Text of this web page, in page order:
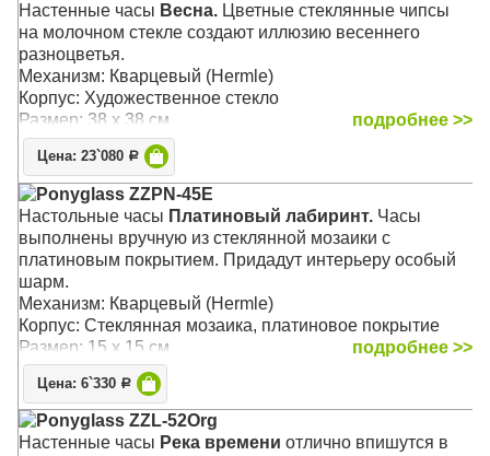
Настенные часы Весна. Цветные стеклянные чипсы
на молочном стекле создают иллюзию весеннего
разноцветья.
Механизм: Кварцевый (Hermle)
Корпус: Художественное стекло
Размер: 38 х 38 см
подробнее >>
Цена: 23`080 Р
Ponyglass ZZPN-45E
Настольные часы Платиновый лабиринт. Часы
выполнены вручную из стеклянной мозаики с
платиновым покрытием. Придадут интерьеру особый
шарм.
Механизм: Кварцевый (Hermle)
Корпус: Стеклянная мозаика, платиновое покрытие
Размер: 15 х 15 см
подробнее >>
Цена: 6`330 Р
Ponyglass ZZL-52Org
Настенные часы Река времени отлично впишутся в